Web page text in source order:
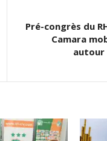
Pré-congrès du
Camara
autour